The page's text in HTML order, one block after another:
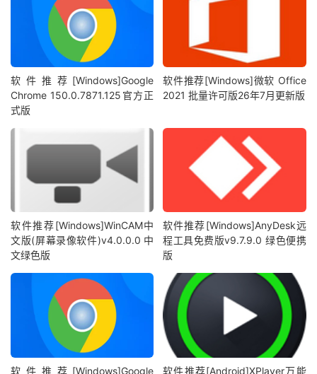
软件推荐[Windows]Google
Chrome 150.0.7871.125官方正
式版
软件推荐[Windows]微软 Office
2021 批量许可版26年7月更新版
软件推荐[Windows]WinCAM中
文版(屏幕录像软件)v4.0.0.0 中
文绿色版
软件推荐[Windows]AnyDesk远
程工具免费版v9.7.9.0 绿色便携
版
软件推荐[Windows]Google
软件推荐[Android]XPlayer万能